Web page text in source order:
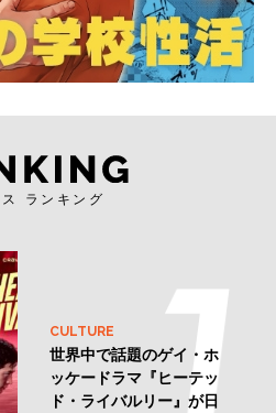
ス ランキング
CULTURE
世界中で話題のゲイ・ホ
ッケードラマ『ヒーテッ
ド・ライバルリー』が日